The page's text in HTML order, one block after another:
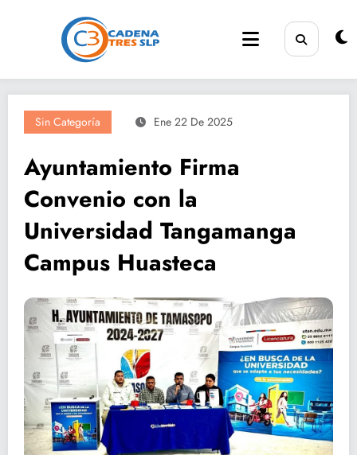
Sin Categoría Ene 22 De 2025
Ayuntamiento Firma
Convenio con la
Universidad Tangamanga
Campus Huasteca